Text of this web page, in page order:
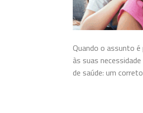
Quando o assunto é
às suas
de saúde: um